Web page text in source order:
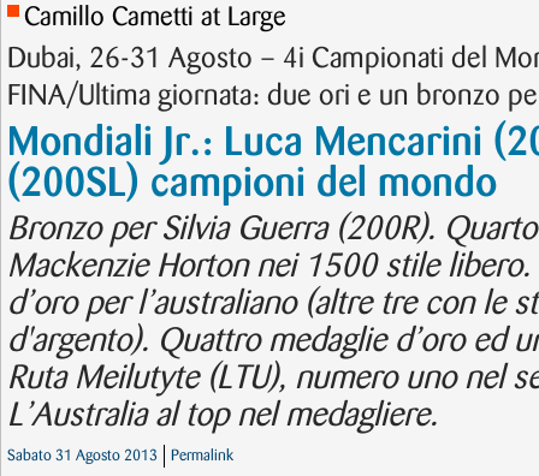
Camillo Cametti at Large
Dubai, 26-31 Agosto – 4i Campionati del
FINA/Ultima giornata: due ori e un bronzo
Mondiali Jr.: Luca Mencarini
(200SL) campioni del mondo
Bronzo per Silvia Guerra (200R).
Mackenzie Horton nei 1500 stile
d’oro per l’australiano (altre tre con le
d'argento). Quattro medaglie d’oro ed
Ruta Meilutyte (LTU), numero uno nel
L’Australia al top nel medagliere.
Sabato 31 Agosto 2013 Permalink